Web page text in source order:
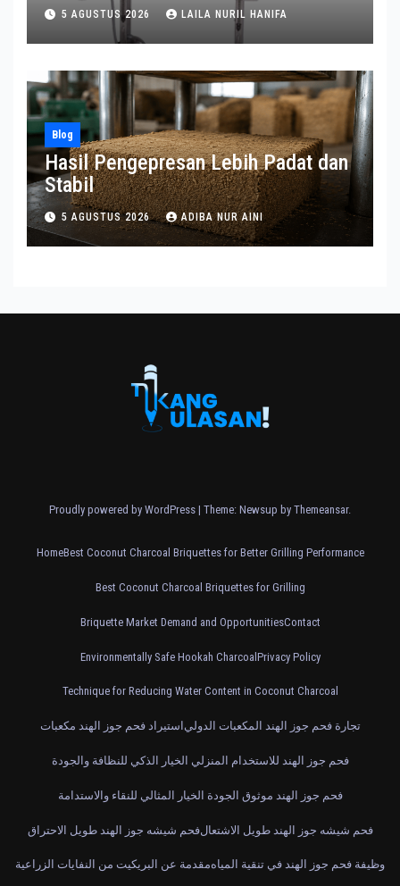
5 AGUSTUS 2026 LAILA NURIL HANIFA
Blog
Hasil Pengepresan Lebih Padat dan
Stabil
5 AGUSTUS 2026 ADIBA NUR AINI
Proudly powered by WordPress | Theme: Newsup by Themeansar.
HomeBest Coconut Charcoal Briquettes for Better Grilling Performance
Best Coconut Charcoal Briquettes for Grilling
Briquette Market Demand and OpportunitiesContact
Environmentally Safe Hookah CharcoalPrivacy Policy
Technique for Reducing Water Content in Coconut Charcoal
استيراد فحم جوز الهند مكعبات تجارة فحم جوز الهند المكعبات الدولي
فحم جوز الهند للاستخدام المنزلي الخيار الذكي للنظافة والجودة
فحم جوز الهند موثوق الجودة الخيار المثالي للنقاء والاستدامة
فحم شيشه جوز الهند طويل الاحتراقفحم شيشه جوز الهند طويل الاشتعال
مقدمة عن البريكيت من النفايات الزراعيةوظيفة فحم جوز الهند في تنقية المياه